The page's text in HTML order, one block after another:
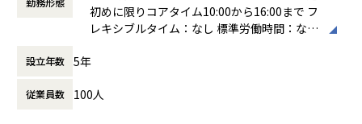
経験豊富なエンジニアによる高い技術力はもちろんのこと、
いますので、お客様と一体となった開発体制による「共創」
のサービスをご提供いたします。また、数多くのビジネスパ
ートナー様と協力をし技術のご提供にも対応しております。
▼軽貨物運送手配システムG マネージャーのインタビューは
https://note.com/hacobell/n/n307bfd7ca39f
▼開発組織の体制について／VPoE・VPoTのインタビューは
・担当プロダクトの安定した運用と定期的な改善サイクルの
・プログラミング言語やフレームワーク、ライブラリの技術
初めに限りコアタイム10:00から16:00まで フ
レキシブルタイム：なし 標準労働時間：なし
時間外労働の有無： 有（月平均10時間）
設立年数 5年
従業員数 100人